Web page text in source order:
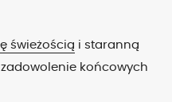
świeżością i staranną
końcowych